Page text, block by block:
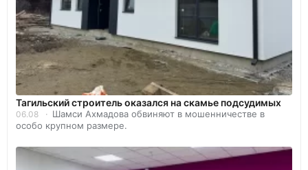
Тагильский строитель оказался на скамье подсудимых
06.08
Шамси Ахмадова обвиняют в мошенничестве в
особо крупном размере.